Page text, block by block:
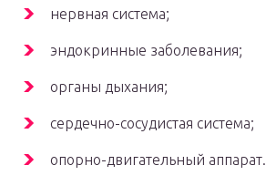
нервная система;
эндокринные заболевания;
органы дыхания;
сердечно-сосудистая система;
опорно-двигательный аппарат.